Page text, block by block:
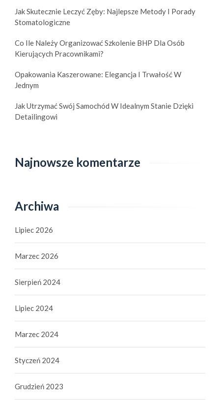
Jak Skutecznie Leczyć Zęby: Najlepsze Metody I Porady
Stomatologiczne
Co Ile Należy Organizować Szkolenie BHP Dla Osób
Kierujących Pracownikami?
Opakowania Kaszerowane: Elegancja I Trwałość W
Jednym
Jak Utrzymać Swój Samochód W Idealnym Stanie Dzięki
Detailingowi
Najnowsze komentarze
Archiwa
Lipiec 2026
Marzec 2026
Sierpień 2024
Lipiec 2024
Marzec 2024
Styczeń 2024
Grudzień 2023